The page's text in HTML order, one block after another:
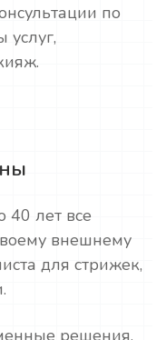
по
услуг,
40 лет все
внешнему
для стрижек,
решения,